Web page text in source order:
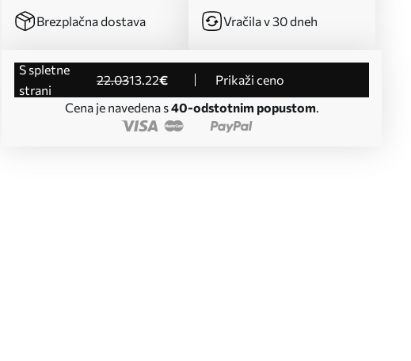
Brezplačna dostava Vračila v 30 dneh
s spletne
strani
22.0313.22€
Prikaži ceno
Cena je navedena s40-odstotnim popustom.